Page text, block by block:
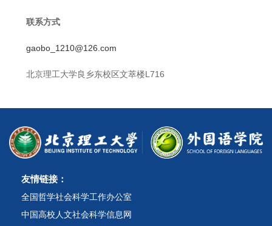
联系方式
gaobo_1210@126.com
北京理工大学良乡东校区文萃楼L716
友情链接：
全国哲学社会科学工作办公室
中国高校人文社会科学信息网